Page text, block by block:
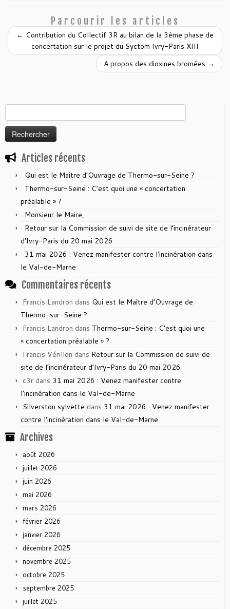
Parcourir les articles
← Contribution du Collectif 3R au bilan de la 3ème phase de
concertation sur le projet du Syctom Ivry-Paris XIII
A propos des dioxines bromées →
Rechercher :
Articles récents
Qui est le Maître d’Ouvrage de Thermo-sur-Seine ?
Thermo-sur-Seine : C’est quoi une « concertation
préalable » ?
Monsieur le Maire,
Retour sur la Commission de suivi de site de l’incinérateur
d’Ivry-Paris du 20 mai 2026
31 mai 2026 : Venez manifester contre l’incinération dans
le Val-de-Marne
Commentaires récents
Francis Landron dans Qui est le Maître d’Ouvrage de
Thermo-sur-Seine ?
Francis Landron dans Thermo-sur-Seine : C’est quoi une
« concertation préalable » ?
Francis Vérillon dans Retour sur la Commission de suivi de
site de l’incinérateur d’Ivry-Paris du 20 mai 2026
c3r dans 31 mai 2026 : Venez manifester contre
l’incinération dans le Val-de-Marne
Silverston sylvette dans 31 mai 2026 : Venez manifester
contre l’incinération dans le Val-de-Marne
Archives
août 2026
juillet 2026
juin 2026
mai 2026
mars 2026
février 2026
janvier 2026
décembre 2025
novembre 2025
octobre 2025
septembre 2025
juillet 2025